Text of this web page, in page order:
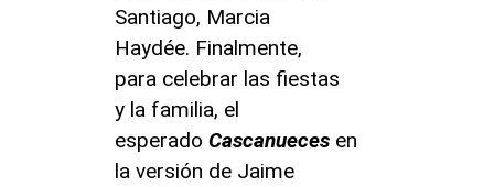
Santiago, Marcia
Haydée. Finalmente,
para celebrar las fiestas
y la familia, el
esperado Cascanueces en
la versión de Jaime